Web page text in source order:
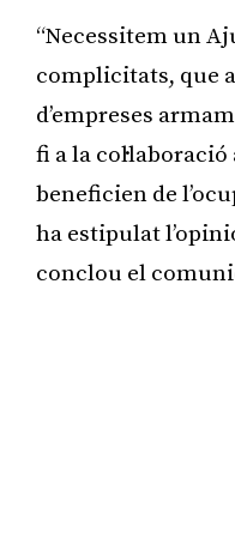
“Necessitem un
complicitats, que
d’empreses
fi a la
beneficien de
ha estipulat
conclou el